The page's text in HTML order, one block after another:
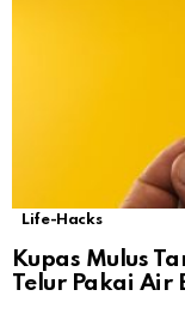
Life-Hacks
Kupas Mulus
Telur Pakai Air